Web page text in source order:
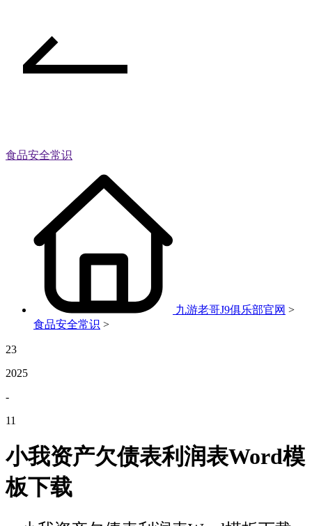
食品安全常识
九游老哥J9俱乐部官网 >
食品安全常识 >
23
2025
-
11
小我资产欠债表利润表Word模
板下载